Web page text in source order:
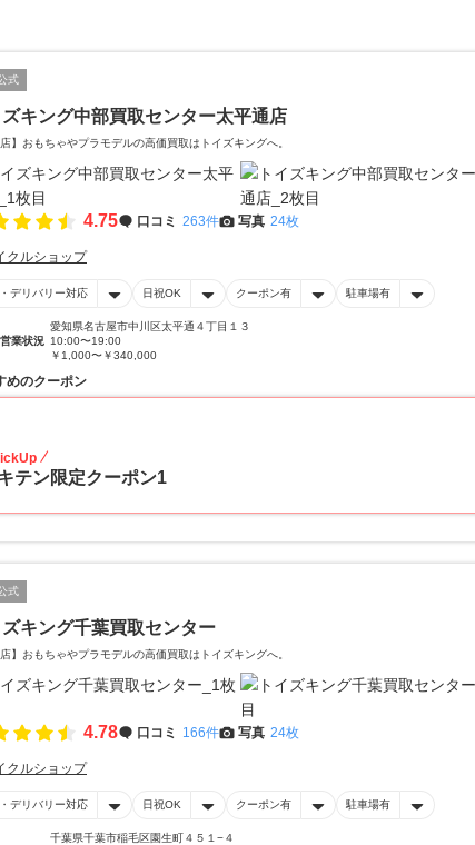
式
ズキング中部買取センター太平通店
店】おもちゃやプラモデルの高価買取はトイズキングへ。‎
4.75 口コミ 263件 写真 24枚
クルショップ
デリバリー対応 日祝OK クーポン有 駐車場有
愛知県名古屋市中川区太平通４丁目１３
業状況 10:00〜19:00
￥1,000〜￥340,000
めのクーポン
テン限定クーポン1
式
ズキング千葉買取センター
店】おもちゃやプラモデルの高価買取はトイズキングへ。‎
4.78 口コミ 166件 写真 24枚
クルショップ
デリバリー対応 日祝OK クーポン有 駐車場有
千葉県千葉市稲毛区園生町４５１−４